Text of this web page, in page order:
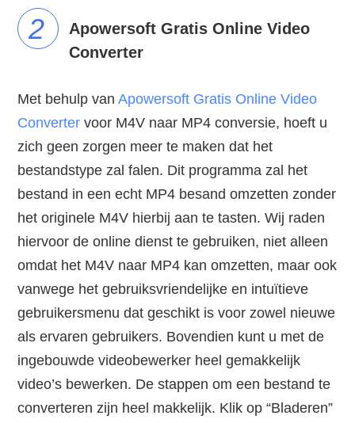
2
Apowersoft Gratis Online Video
Converter
Met behulp vanApowersoft Gratis Online Video
Converter voor M4V naar MP4 conversie, hoeft u
zich geen zorgen meer te maken dat het
bestandstype zal falen. Dit programma zal het
bestand in een echt MP4 besand omzetten zonder
het originele M4V hierbij aan te tasten. Wij raden
hiervoor de online dienst te gebruiken, niet alleen
omdat het M4V naar MP4 kan omzetten, maar ook
vanwege het gebruiksvriendelijke en intuïtieve
gebruikersmenu dat geschikt is voor zowel nieuwe
als ervaren gebruikers. Bovendien kunt u met de
ingebouwde videobewerker heel gemakkelijk
video’s bewerken. De stappen om een bestand te
converteren zijn heel makkelijk. Klik op “Bladeren”